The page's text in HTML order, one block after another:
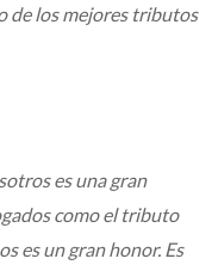
de los mejores tributos
es una gran
como el tributo
es un gran honor. Es